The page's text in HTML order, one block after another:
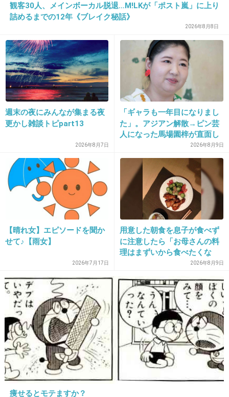
短足ブヨブヨ気持ち悪い…(+_+)
23. 匿名2013/09/16(月) 13:45:32
ビッグゲイって、ビッグダディでいいんじゃな
いかと
+42 -1
24. 匿名 2013/09/16(月) 13:45:33
驚異的な足のみじかさｗｗｗｗｗｗｗｗｗ
+140
ダディは美奈子以上に人気がないからタレント
にはなれないでしょ（笑）
ビッグダディこと林下清志さん、出版記念
イベントが閑古鳥状態！わずか3カ月でブ
ーム終焉か!?
girlschannel.net
ビッグダディこと林下清志さん、出版記念イベントが閑古鳥状態！わずか3
カ月でブーム終焉か!? 「記者会見場には、テレビ局数社と、各スポーツ紙
観客30人、メインボーカル脱退…M!LKが「ポスト嵐」に上り
詰めるまでの12年《ブレイク秘話》
2026年8月8日
週末の夜にみんなが集まる夜
更かし雑談トピpart13
2026年8月7日
「ギャラも一年目になりまし
た」。アジアン解散→ピン芸
人になった馬場園梓が直面し
た現実、そして携える芸人と
しての矜持
2026年8月9日
【晴れ女】エピソードを聞か
せて♪【雨女】
2026年7月17日
用意した朝食を息子が食べず
に注意したら「お母さんの料
理はまずいから食べたくな
い」と…「まずいなら食べな
を用意しなさい。お金は渡
す」と言った話が議論に
2026年8月9日
痩せるとモテますか？